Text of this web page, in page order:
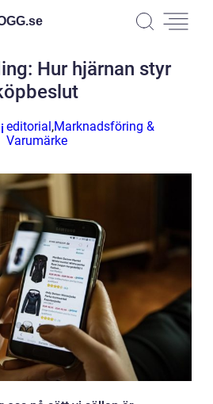
se
Hur hjärnan styr
editorial,Marknadsföring &
Varumärke